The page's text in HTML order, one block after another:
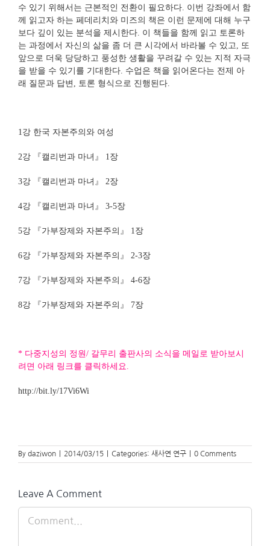
수 있기 위해서는 근본적인 전환이 필요하다. 이번 강좌에서 함
께 읽고자 하는 페데리치와 미즈의 책은 이런 문제에 대해 누구
보다 깊이 있는 분석을 제시한다. 이 책들을 함께 읽고 토론하
는 과정에서 자신의 삶을 좀 더 큰 시각에서 바라볼 수 있고, 또
앞으로 더욱 당당하고 풍성한 생활을 꾸려갈 수 있는 지적 자극
을 받을 수 있기를 기대한다. 수업은 책을 읽어온다는 전제 아
래 질문과 답변, 토론 형식으로 진행된다.
1강 한국 자본주의와 여성
2강 『캘리번과 마녀』 1장
3강 『캘리번과 마녀』 2장
4강 『캘리번과 마녀』 3-5장
5강 『가부장제와 자본주의』 1장
6강 『가부장제와 자본주의』 2-3장
7강 『가부장제와 자본주의』 4-6장
8강 『가부장제와 자본주의』 7장
* 다중지성의 정원/ 갈무리 출판사의 소식을 메일로 받아보시
려면 아래 링크를 클릭하세요.
http://bit.ly/17Vi6Wi
By daziwon 2014/03/15 Categories: 새사연 연구 0 Comments
Leave A Comment